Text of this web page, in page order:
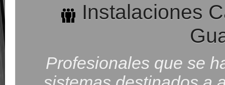
Instalaciones
Profesionales que se